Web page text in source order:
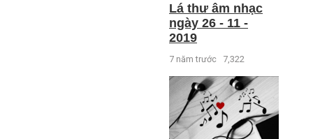
Lá thư âm nhạc
ngày 26 - 11 -
2019
7 năm trước 7,322